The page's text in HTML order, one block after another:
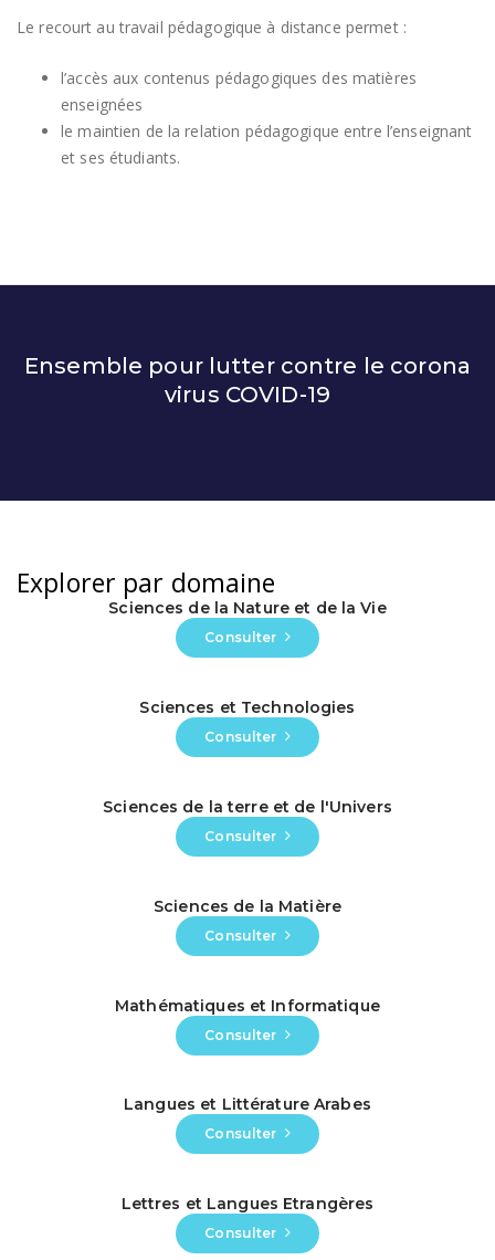
Le recourt au travail pédagogique à distance permet :
l’accès aux contenus pédagogiques des matières
enseignées
le maintien de la relation pédagogique entre l’enseignant
et ses étudiants.
Ensemble pour lutter contre le corona
virus COVID-19
Explorer par domaine
Sciences de la Nature et de la Vie
Consulter
Sciences et Technologies
Consulter
Sciences de la terre et de l'Univers
Consulter
Sciences de la Matière
Consulter
Mathématiques et Informatique
Consulter
Langues et Littérature Arabes
Consulter
Lettres et Langues Etrangères
Consulter